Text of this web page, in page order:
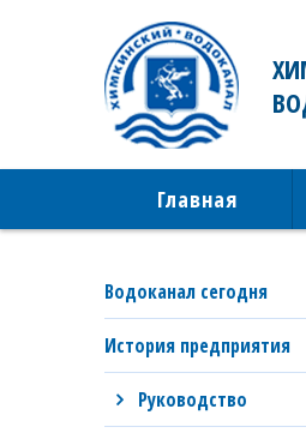
Главная
Водоканал сегодня
История предприятия
Руководство